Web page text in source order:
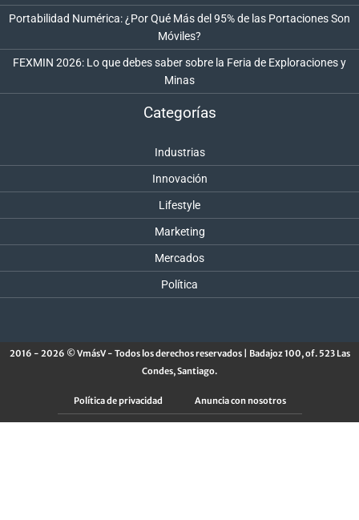
Portabilidad Numérica: ¿Por Qué Más del 95% de las Portaciones Son
Móviles?
FEXMIN 2026: Lo que debes saber sobre la Feria de Exploraciones y
Minas
Categorías
Industrias
Innovación
Lifestyle
Marketing
Mercados
Política
2016 - 2026 © VmásV - Todos los derechos reservados | Badajoz 100, of. 523 Las
Condes, Santiago.
Política de privacidad Anuncia con nosotros